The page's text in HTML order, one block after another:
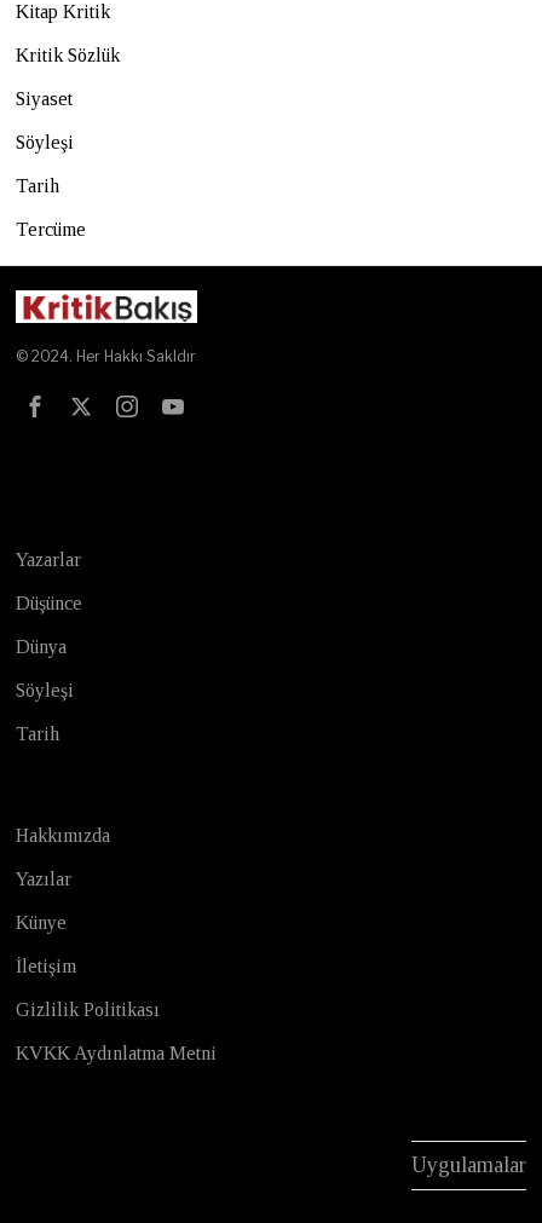
Kitap Kritik
Kritik Sözlük
Siyaset
Söyleşi
Tarih
Tercüme
© 2024. Her Hakkı Sakldır
Yazarlar
Düşünce
Dünya
Söyleşi
Tarih
Hakkımızda
Yazılar
Künye
İletişim
Gizlilik Politikası
KVKK Aydınlatma Metni
Uygulamalar